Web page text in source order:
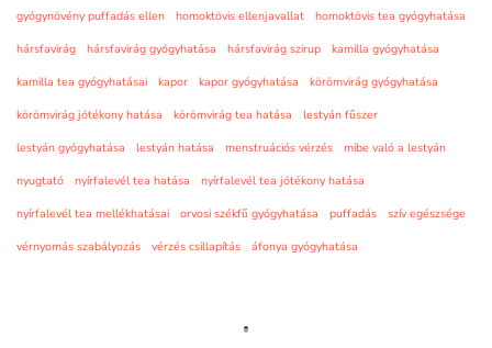
gyógynövény puffadás ellen
homoktövis ellenjavallat
homoktövis tea gyógyhatása
hársfavirág
hársfavirág gyógyhatása hársfavirág szirup
kamilla gyógyhatása
kamilla tea gyógyhatásai
kapor kapor gyógyhatása
körömvirág gyógyhatása
körömvirág jótékony hatása
körömvirág tea hatása
lestyán fűszer
lestyán gyógyhatása
lestyán hatása menstruációs vérzés
mibe való a lestyán
nyugtató
nyírfalevél tea hatása
nyírfalevél tea jótékony hatása
nyírfalevél tea mellékhatásai
orvosi székfű gyógyhatása puffadás
szív egészsége
vérnyomás szabályozás
vérzés csillapítás áfonya gyógyhatása